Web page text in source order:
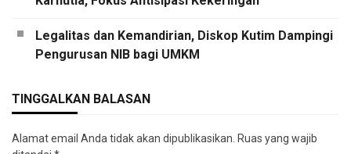
Legalitas dan Kemandirian, Diskop Kutim Dampingi
Pengurusan NIB bagi UMKM
TINGGALKAN BALASAN
Alamat email Anda tidak akan dipublikasikan. Ruas yang wajib